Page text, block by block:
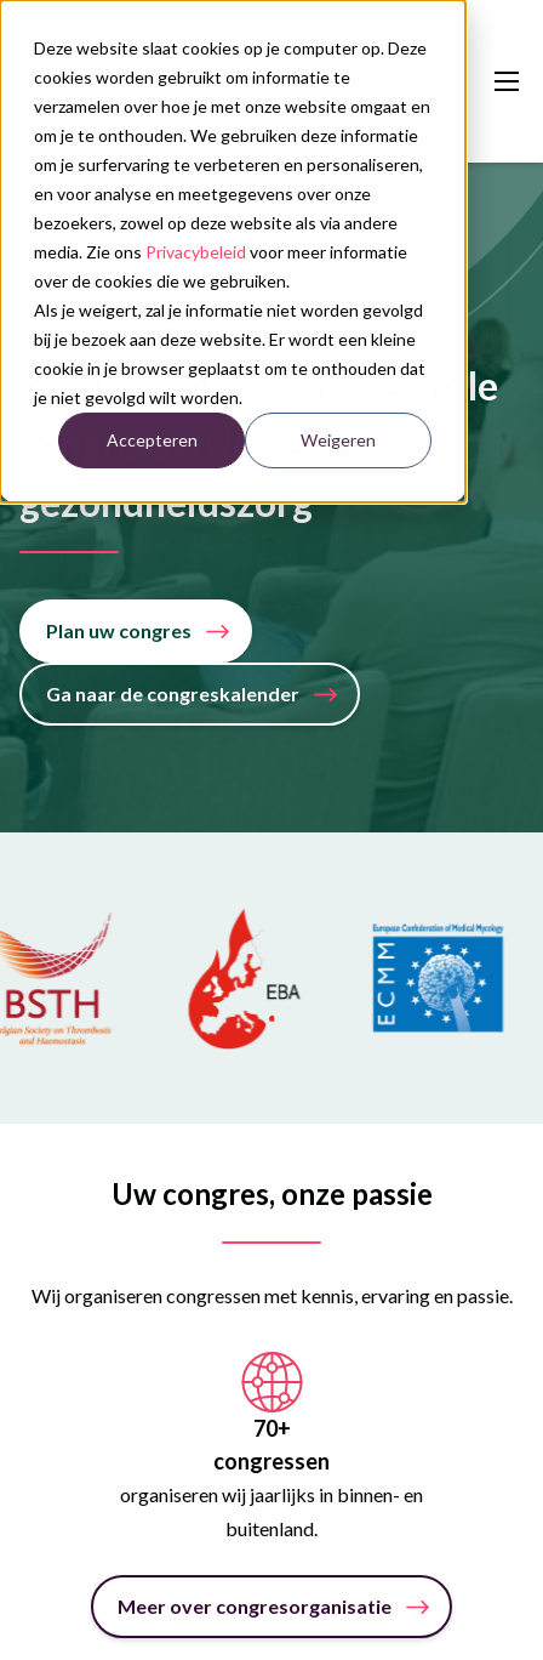
Deze website slaat cookies op je computer op. Deze
cookies worden gebruikt om informatie te
verzamelen over hoe je met onze website omgaat en
om je te onthouden. We gebruiken deze informatie
om je surfervaring te verbeteren en personaliseren,
en voor analyse en meetgegevens over onze
bezoekers, zowel op deze website als via andere
media. Zie ons Privacybeleid voor meer informatie
over de cookies die we gebruiken.
Als je weigert, zal je informatie niet worden gevolgd
bij je bezoek aan deze website. Er wordt een kleine
cookie in je browser geplaatst om te onthouden dat
je niet gevolgd wilt worden.
Accepteren Weigeren
Onze diensten
Congreskalender
Nieuws
Over ons
Contact
Plan uw congres
Congress Care
Dé specialist in het
organiseren van succesvolle
congressen in de
gezondheidszorg
Plan uw congres
Ga naar de congreskalender
Uw congres, onze passie
Wij organiseren congressen met kennis, ervaring en passie.
70+
congressen
organiseren wij jaarlijks in binnen- en
buitenland.
Meer over congresorganisatie